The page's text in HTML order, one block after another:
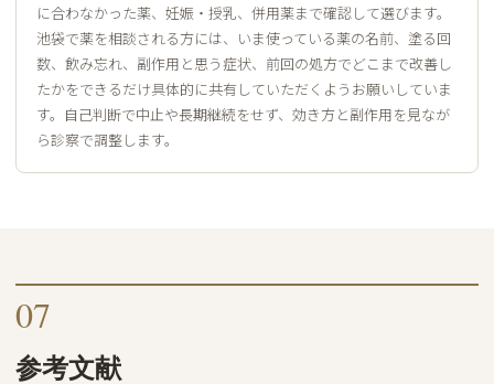
に合わなかった薬、妊娠・授乳、併用薬まで確認して選びます。
池袋で薬を相談される方には、いま使っている薬の名前、塗る回
数、飲み忘れ、副作用と思う症状、前回の処方でどこまで改善し
たかをできるだけ具体的に共有していただくようお願いしていま
す。自己判断で中止や長期継続をせず、効き方と副作用を見なが
ら診察で調整します。
07
参考文献